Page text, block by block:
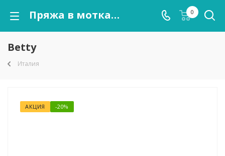
Пряжа в мотках Betty оптом от kutnor.ru 0
Betty
Италия
АКЦИЯ -20%